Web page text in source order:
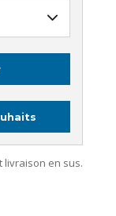
livraison en sus.